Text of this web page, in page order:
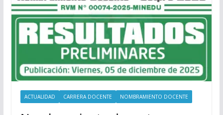
ACTUALIDAD CARRERA DOCENTE NOMBRAMIENTO DOCENTE